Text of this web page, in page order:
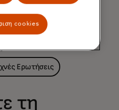
σχετικά
Ερωτήσεις
τη
cookies